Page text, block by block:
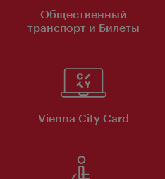
Общественный
транспорт и Билеты
Vienna City Card